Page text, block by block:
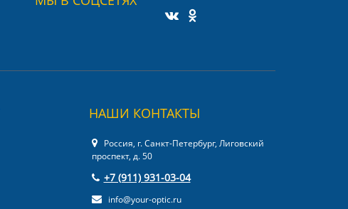
НАШИ КОНТАКТЫ
Россия, г. Санкт-Петербург, Лиговский
проспект, д. 50
+7 (911) 931-03-04
info@your-optic.ru